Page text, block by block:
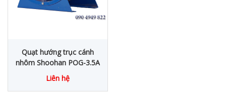
Quạt hướng trục cánh
nhôm Shoohan POG-3.5A
Liên hệ